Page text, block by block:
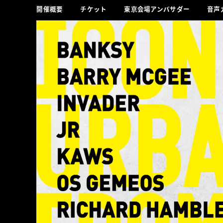
開催概要 チケット 東京会場アンバサダー 音声